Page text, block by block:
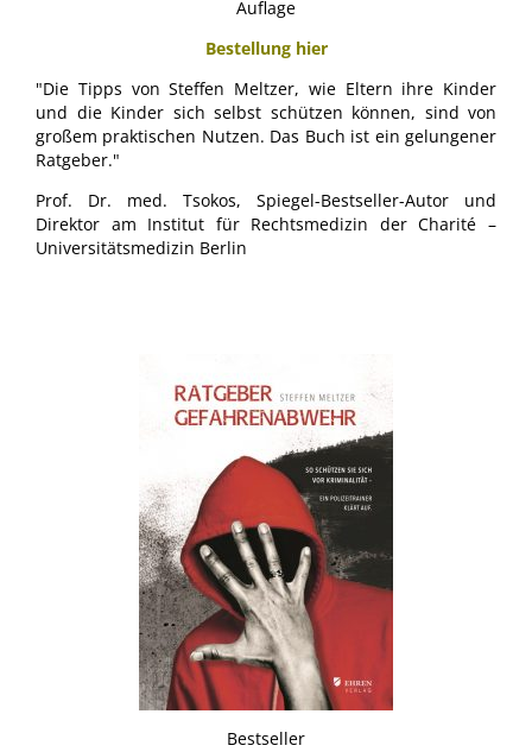
Auflage
Bestellung hier
"Die Tipps von Steffen Meltzer, wie Eltern ihre Kinder
und die Kinder sich selbst schützen können, sind von
großem praktischen Nutzen. Das Buch ist ein gelungener
Ratgeber."
Prof. Dr. med. Tsokos, Spiegel-Bestseller-Autor und
Direktor am Institut für Rechtsmedizin der Charité –
Universitätsmedizin Berlin
Bestseller